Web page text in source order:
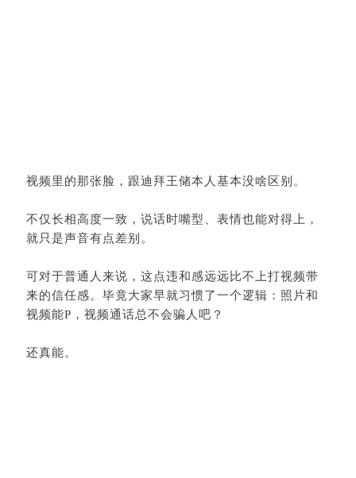
视频里的那张脸，跟迪拜王储本人基本没啥区别。
不仅长相高度一致，说话时嘴型、表情也能对得上，
就只是声音有点差别。
可对于普通人来说，这点违和感远远比不上打视频带
来的信任感。毕竟大家早就习惯了一个逻辑：照片和
视频能P，视频通话总不会骗人吧？
还真能。